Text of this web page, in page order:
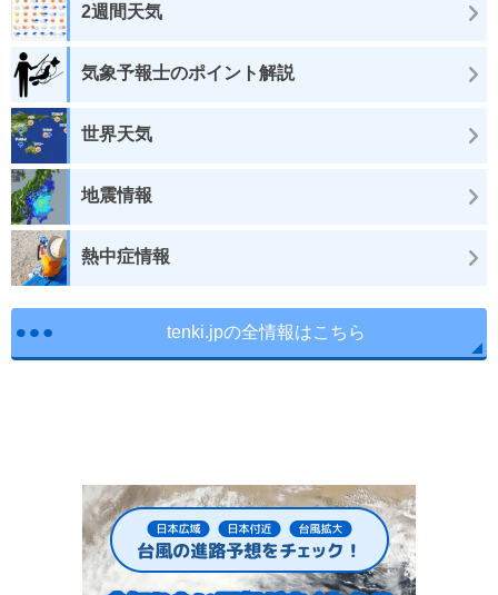
2週間天気
気象予報士のポイント解説
世界天気
地震情報
熱中症情報
tenki.jpの全情報はこちら